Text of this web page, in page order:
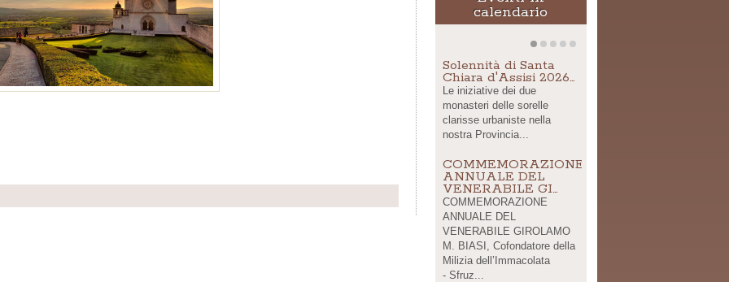
Share
calendario
Solennità di Santa
Chiara d'Assisi 2026…
Le iniziative dei due
monasteri delle sorelle
clarisse urbaniste nella
nostra Provincia...
COMMEMORAZIONE
ANNUALE DEL
VENERABILE GI…
COMMEMORAZIONE
ANNUALE DEL
VENERABILE GIROLAMO
M. BIASI, Cofondatore della
Milizia dell’Immacolata
- Sfruz...